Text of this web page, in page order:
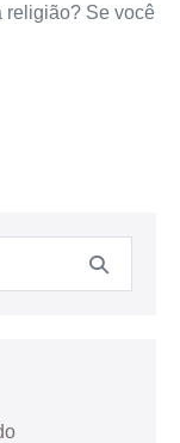
religião? Se você